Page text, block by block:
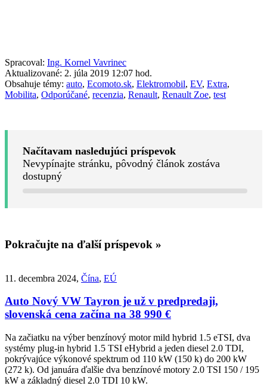
Spracoval: Ing. Kornel Vavrinec
Aktualizované: 2. júla 2019 12:07 hod.
Obsahuje témy: auto, Ecomoto.sk, Elektromobil, EV, Extra,
Mobilita, Odporúčané, recenzia, Renault, Renault Zoe, test
Načítavam nasledujúci príspevok
Nevypínajte stránku, pôvodný článok zostáva
dostupný
Pokračujte na ďalší príspevok »
11. decembra 2024, Čína, EÚ
Auto Nový VW Tayron je už v predpredaji,
slovenská cena začína na 38 990 €
Na začiatku na výber benzínový motor mild hybrid 1.5 eTSI, dva
systémy plug-in hybrid 1.5 TSI eHybrid a jeden diesel 2.0 TDI,
pokrývajúce výkonové spektrum od 110 kW (150 k) do 200 kW
(272 k). Od januára ďalšie dva benzínové motory 2.0 TSI 150 / 195
kW a základný diesel 2.0 TDI 10 kW.